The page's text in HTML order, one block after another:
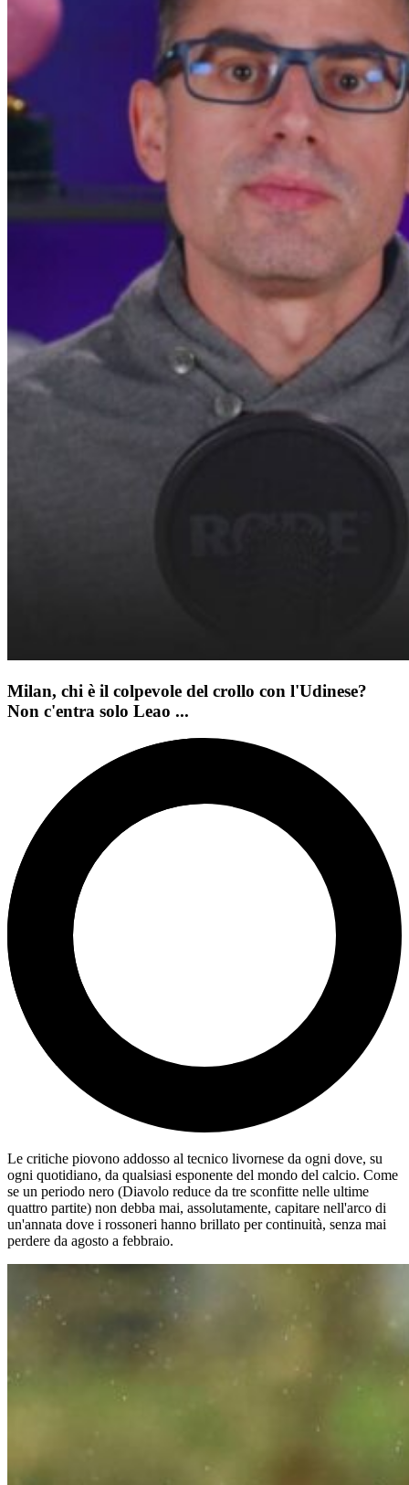
Milan, chi è il colpevole del crollo con l'Udinese?
Non c'entra solo Leao ...
Le critiche piovono addosso al tecnico livornese da ogni dove, su
ogni quotidiano, da qualsiasi esponente del mondo del calcio. Come
se un periodo nero (Diavolo reduce da tre sconfitte nelle ultime
quattro partite) non debba mai, assolutamente, capitare nell'arco di
un'annata dove i rossoneri hanno brillato per continuità, senza mai
perdere da agosto a febbraio.